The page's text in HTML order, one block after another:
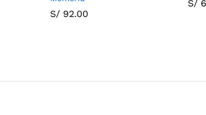
S/ 92.00
S/